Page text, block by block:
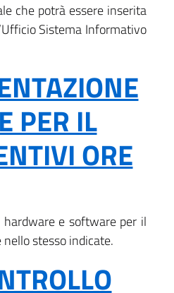
che potrà essere inserita
Sistema Informativo
PER IL
ORE
e software per il
stesso indicate.